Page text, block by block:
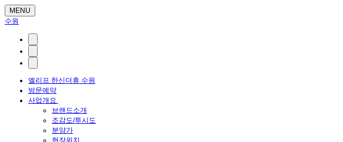
MENU
수원
엘리프 한신더휴 수원
방문예약
사업개요
브랜드소개
조감도/투시도
분양가
현장위치